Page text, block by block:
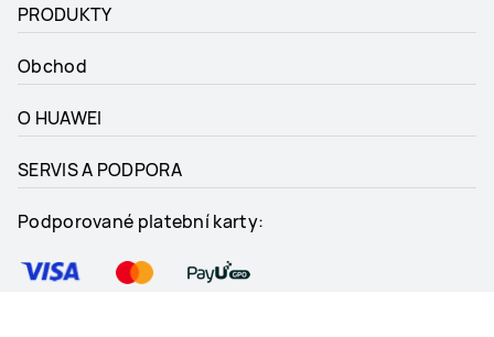
PRODUKTY
Obchod
O HUAWEI
SERVIS A PODPORA
Podporované platební karty: